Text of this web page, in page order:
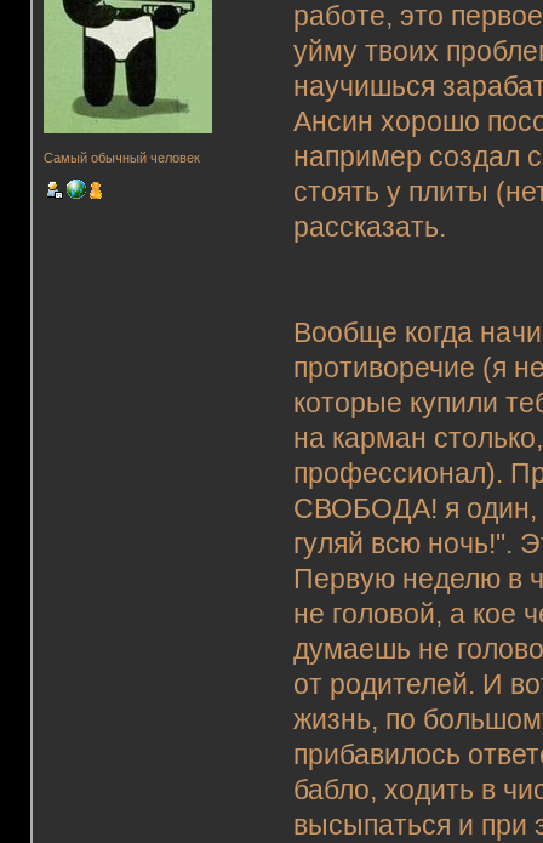
Самый обычный человек
работе, это
уйму твоих
научишься
Ансин хорошо
например создал
стоять у плиты
рассказать.
Вообще когда
противоречие (я
которые купили
на карман
профессионал).
СВОБОДА! я один,
гуляй всю ночь!".
Первую неделю в
не головой, а кое
думаешь не
от родителей. И
жизнь, по
прибавилось
бабло, ходить в
высыпаться и при